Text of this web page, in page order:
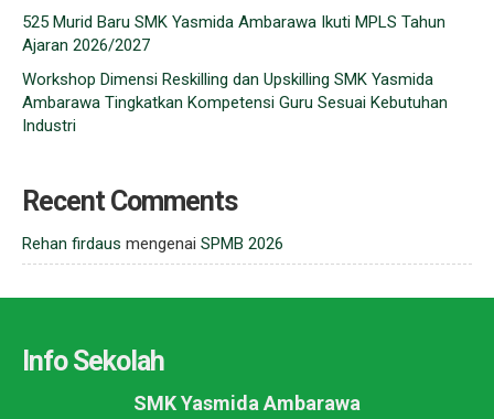
525 Murid Baru SMK Yasmida Ambarawa Ikuti MPLS Tahun
Ajaran 2026/2027
Workshop Dimensi Reskilling dan Upskilling SMK Yasmida
Ambarawa Tingkatkan Kompetensi Guru Sesuai Kebutuhan
Industri
Recent Comments
Rehan firdaus mengenai SPMB 2026
Info Sekolah
SMK Yasmida Ambarawa